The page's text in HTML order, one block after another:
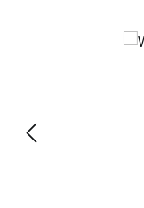
Skip image gallery